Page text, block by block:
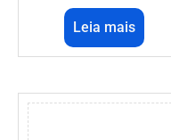
Leia mais